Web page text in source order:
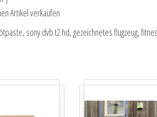
Artikel verkaufen
sony dvb t2 hd, gezeichnetes flugzeug,